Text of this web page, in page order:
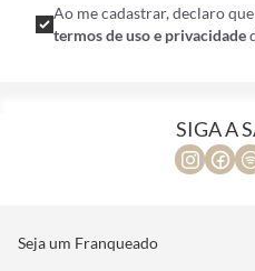
Ao me cadastrar, declaro
termos de uso e privacidade
SIGA A
Seja um Franqueado